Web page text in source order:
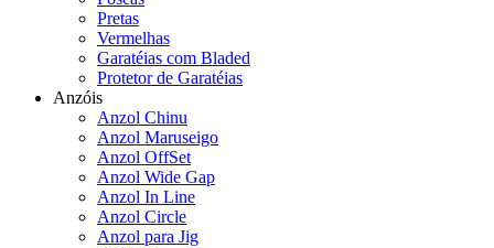
Pretas
Vermelhas
Garatéias com Bladed
Protetor de Garatéias
Anzóis
Anzol Chinu
Anzol Maruseigo
Anzol OffSet
Anzol Wide Gap
Anzol In Line
Anzol Circle
Anzol para Jig